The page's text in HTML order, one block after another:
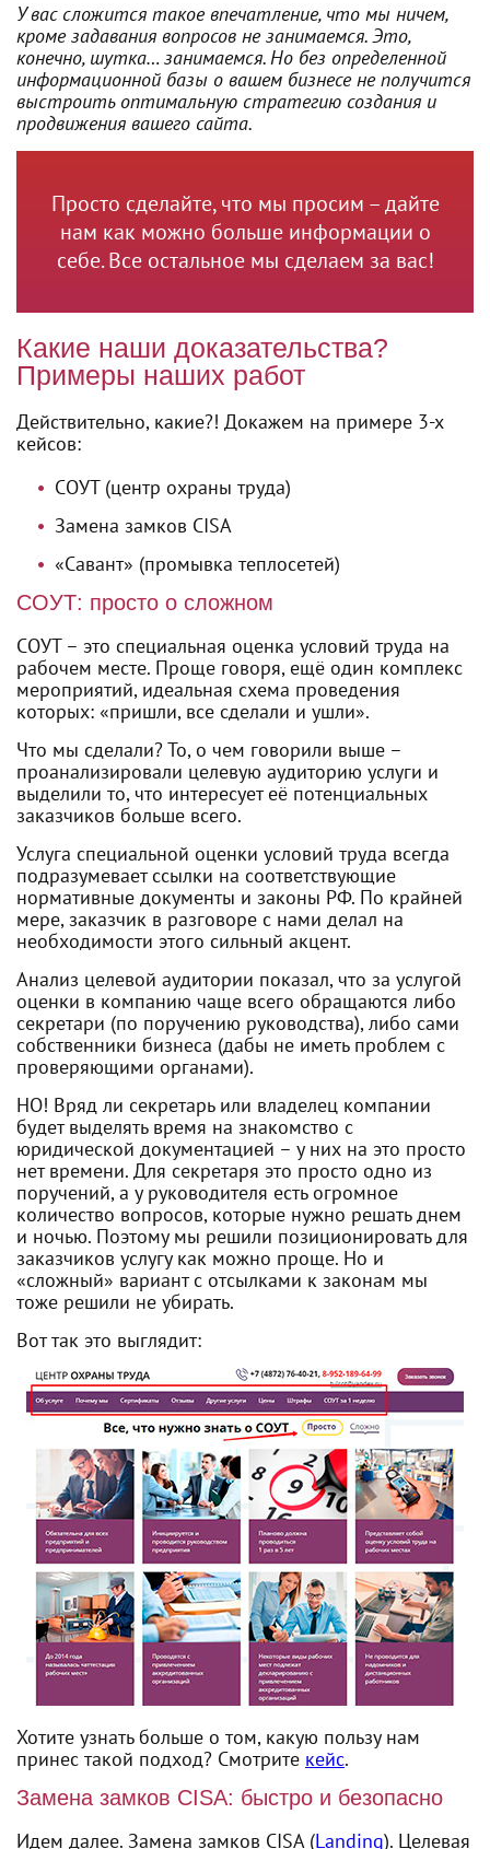
У вас сложится такое впечатление, что мы ничем,
кроме задавания вопросов не занимаемся. Это,
конечно, шутка… занимаемся. Но без определенной
информационной базы о вашем бизнесе не получится
выстроить оптимальную стратегию создания и
продвижения вашего сайта.
Просто сделайте, что мы просим – дайте
нам как можно больше информации о
себе. Все остальное мы сделаем за вас!
Какие наши доказательства?
Примеры наших работ
Действительно, какие?! Докажем на примере 3-х
кейсов:
СОУТ (центр охраны труда)
Замена замков CISA
«Савант» (промывка теплосетей)
СОУТ: просто о сложном
СОУТ – это специальная оценка условий труда на
рабочем месте. Проще говоря, ещё один комплекс
мероприятий, идеальная схема проведения
которых: «пришли, все сделали и ушли».
Что мы сделали? То, о чем говорили выше –
проанализировали целевую аудиторию услуги и
выделили то, что интересует её потенциальных
заказчиков больше всего.
Услуга специальной оценки условий труда всегда
подразумевает ссылки на соответствующие
нормативные документы и законы РФ. По крайней
мере, заказчик в разговоре с нами делал на
необходимости этого сильный акцент.
Анализ целевой аудитории показал, что за услугой
оценки в компанию чаще всего обращаются либо
секретари (по поручению руководства), либо сами
собственники бизнеса (дабы не иметь проблем с
проверяющими органами).
НО! Вряд ли секретарь или владелец компании
будет выделять время на знакомство с
юридической документацией – у них на это просто
нет времени. Для секретаря это просто одно из
поручений, а у руководителя есть огромное
количество вопросов, которые нужно решать днем
и ночью. Поэтому мы решили позиционировать для
заказчиков услугу как можно проще. Но и
«сложный» вариант с отсылками к законам мы
тоже решили не убирать.
Вот так это выглядит:
Хотите узнать больше о том, какую пользу нам
принес такой подход? Смотрите кейс.
Замена замков CISA: быстро и безопасно
Идем далее. Замена замков CISA (Landing). Целевая